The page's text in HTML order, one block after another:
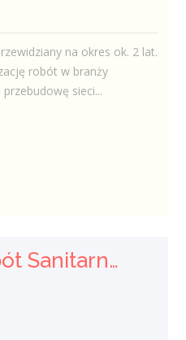
na okres ok. 2 lat.
robót w branży
sieci...
Kierownik Robót Sanitarnych